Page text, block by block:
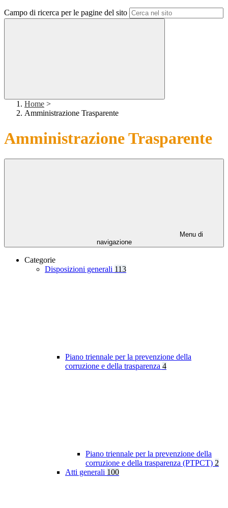
Campo di ricerca per le pagine del sito
Home >
Amministrazione Trasparente
Amministrazione Trasparente
Menu di
navigazione
Categorie
Disposizioni generali 113
Piano triennale per la prevenzione della
corruzione e della trasparenza 4
Piano triennale per la prevenzione della
corruzione e della trasparenza (PTPCT) 2
Atti generali 100